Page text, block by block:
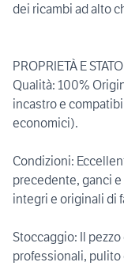
dei ricambi ad alto
PROPRIETÀ E
Qualità: 100%
incastro e
economici).
Condizioni:
precedente, ganci
integri e originali di
Stoccaggio: Il
professionali, pulito